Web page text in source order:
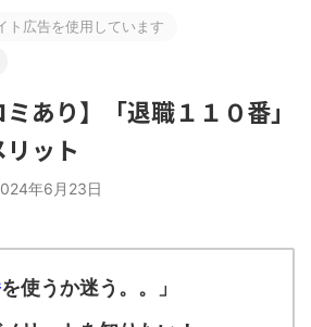
ト広告を使用しています
ミあり】「退職１１０番」
ット
年6月23日
を使うか迷う。。
」